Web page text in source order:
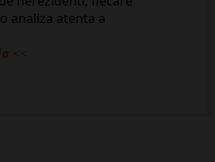
analiza atenta a
<<